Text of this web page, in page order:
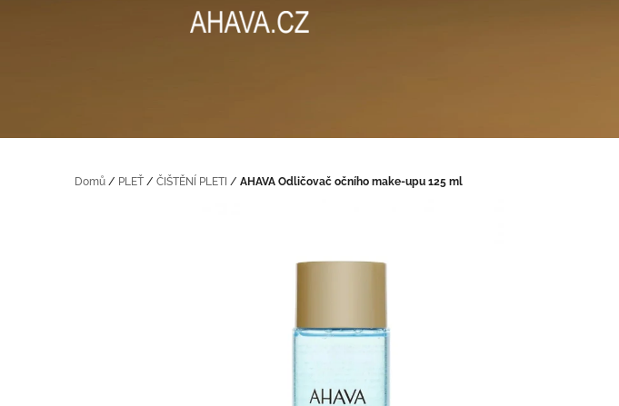
Domů / PLEŤ / ČIŠTĚNÍ PLETI / AHAVA Odličovač očního make-upu 125 ml